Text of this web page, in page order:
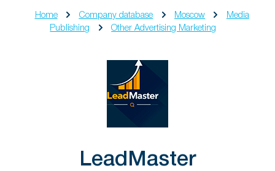
Home Company database Moscow
Media
Publishing
Other Advertising Marketing
LeadMaster